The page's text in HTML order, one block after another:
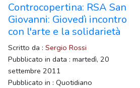
Controcopertina: RSA San
Giovanni: Giovedì incontro
con l'arte e la solidarietà
Scritto da : Sergio Rossi
Pubblicato in data : martedì, 20
settembre 2011
Pubblicato in : Quotidiano